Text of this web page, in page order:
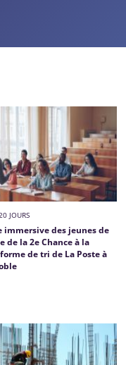
JOURS
immersive des jeunes de
de la 2e Chance à la
de tri de La Poste à